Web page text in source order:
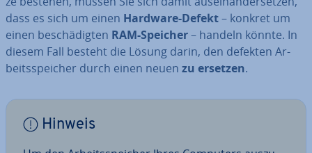
dass es sich um einen Hardware-Defekt– konkret um
einen be­schä­dig­ten RAM-Speicher– handeln könnte. In
diesem Fall besteht die Lösung darin, den defekten Ar­
beits­spei­cher durch einen neuen zu ersetzen.
Hinweis